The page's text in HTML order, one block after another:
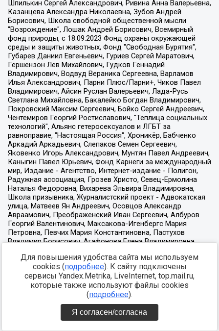
Для повышения удобства сайта мы используем
cookies (подробнее). К сайту подключены
сервисы Yandex.Metrika, LiveInternet, top.mail.ru,
которые также используют файлы cookies
(подробнее).
Я согласен/согласна